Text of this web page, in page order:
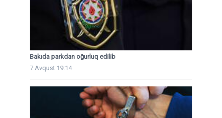
Bakıda parkdan oğurluq edilib
7 Avqust 19:14